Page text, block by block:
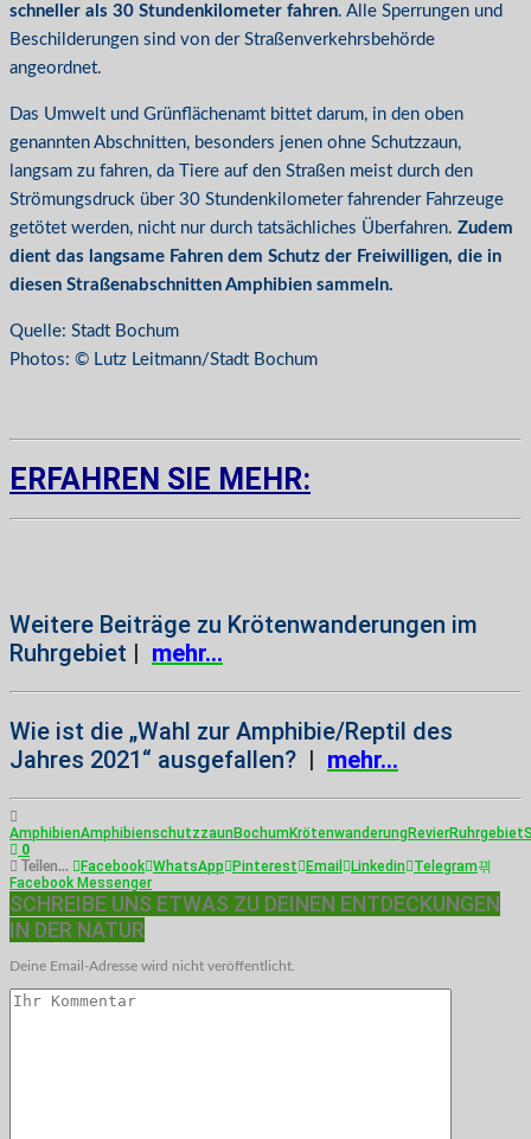
schneller als 30 Stundenkilometer fahren. Alle Sperrungen und
Beschilderungen sind von der Straßenverkehrsbehörde
angeordnet.
Das Umwelt und Grünflächenamt bittet darum, in den oben
genannten Abschnitten, besonders jenen ohne Schutzzaun,
langsam zu fahren, da Tiere auf den Straßen meist durch den
Strömungsdruck über 30 Stundenkilometer fahrender Fahrzeuge
getötet werden, nicht nur durch tatsächliches Überfahren. Zudem
dient das langsame Fahren dem Schutz der Freiwilligen, die in
diesen Straßenabschnitten Amphibien sammeln.
Quelle: Stadt Bochum
Photos: © Lutz Leitmann/Stadt Bochum
ERFAHREN SIE MEHR:
Weitere Beiträge zu Krötenwanderungen im
Ruhrgebiet | mehr…
Wie ist die „Wahl zur Amphibie/Reptil des
Jahres 2021“ ausgefallen? | mehr…
AmphibienAmphibienschutzzaunBochumKrötenwanderungRevierRuhrgebiet
0
Teilen... Facebook WhatsApp Pinterest Email Linkedin Telegram
Facebook Messenger
SCHREIBE UNS ETWAS ZU DEINEN ENTDECKUNGEN
IN DER NATUR
Deine Email-Adresse wird nicht veröffentlicht.